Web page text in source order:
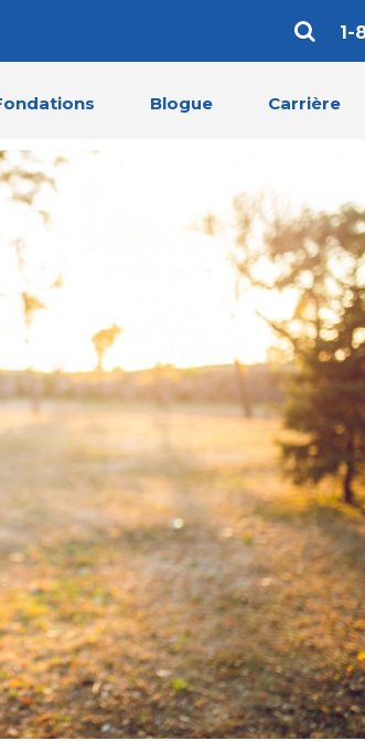
1-
Blogue Carrière